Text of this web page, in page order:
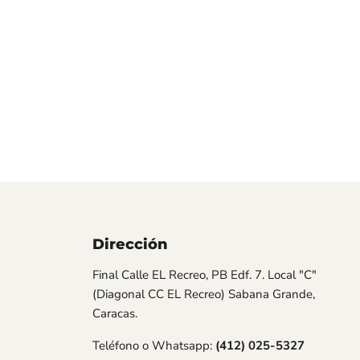
Dirección
Final Calle EL Recreo, PB Edf. 7. Local "C"
(Diagonal CC EL Recreo) Sabana Grande,
Caracas.
Teléfono o Whatsapp: (412) 025-5327